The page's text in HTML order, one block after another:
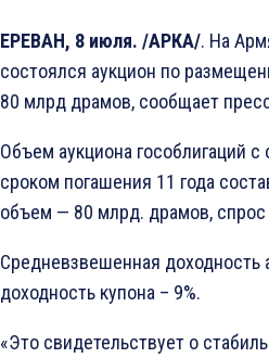
ЕРЕВАН, 8 июля. /АРКА/. На
состоялся аукцион по
80 млрд драмов, сообщает
Объем аукциона гособлигаций
сроком погашения 11 года
объем — 80 млрд. драмов,
Средневзвешенная доходность
доходность купона – 9%.
«Это свидетельствует о